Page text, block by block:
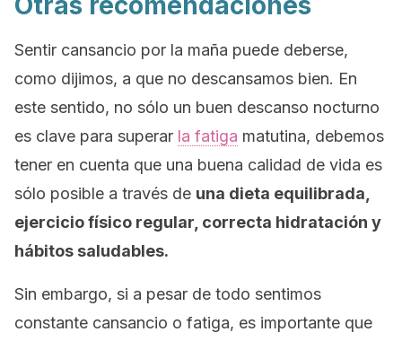
Sentir cansancio por la maña puede deberse,
como dijimos, a que no descansamos bien. En
este sentido, no sólo un buen descanso nocturno
es clave para superar la fatiga matutina, debemos
tener en cuenta que una buena calidad de vida es
sólo posible a través de una dieta equilibrada,
ejercicio físico regular, correcta hidratación y
hábitos saludables.
Sin embargo, si a pesar de todo sentimos
constante cansancio o fatiga, es importante que